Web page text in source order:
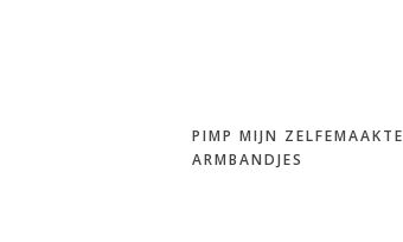
PIMP MIJN ZELFEMAAKTE
ARMBANDJES